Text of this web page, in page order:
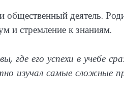
деятель.
и стремление к знаниям.
где его успехи в учебе
изучал самые сложные